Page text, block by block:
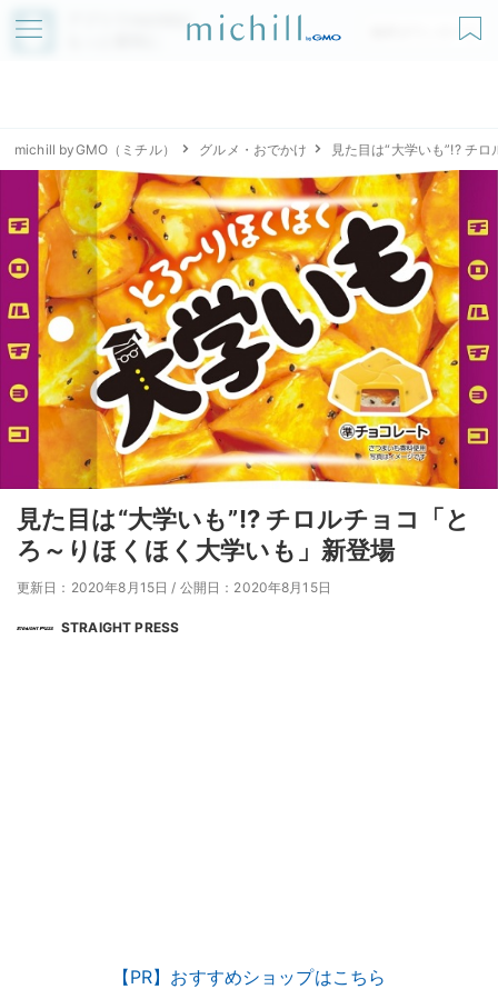
アプリでmichillが
無料ダウンロード
michill byGMO（ミチル） グルメ・おでかけ 見た目は“大学いも”!? チ
見た目は“大学いも”!? チロルチョコ「と
ろ～りほくほく大学いも」新登場
更新日：2020年8月15日 / 公開日：2020年8月15日
STRAIGHT PRESS
【PR】おすすめショップはこちら